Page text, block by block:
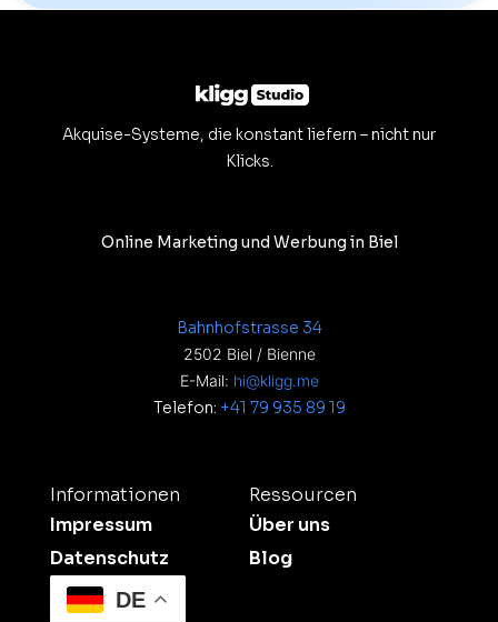
Akquise-Systeme, die konstant liefern – nicht nur
Klicks.
Online Marketing und Werbung in Biel
Bahnhofstrasse 34
2502 Biel / Bienne
E-Mail: hi@kligg.me
Telefon: +41 79 935 89 19
Informationen
Impressum
Datenschutz
Ressourcen
Über uns
Blog
DE